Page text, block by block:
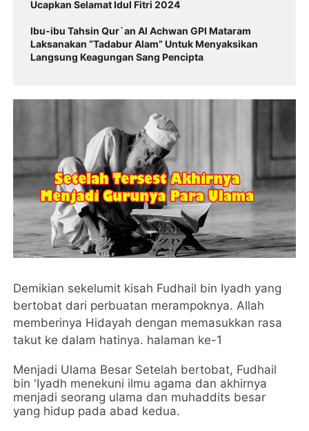
Ucapkan Selamat Idul Fitri 2024
Ibu-ibu Tahsin Qur`an Al Achwan GPI Mataram
Laksanakan “Tadabur Alam” Untuk Menyaksikan
Langsung Keagungan Sang Pencipta
Demikian sekelumit kisah Fudhail bin Iyadh yang
bertobat dari perbuatan merampoknya. Allah
memberinya Hidayah dengan memasukkan rasa
takut ke dalam hatinya. halaman ke-1
Menjadi Ulama Besar Setelah bertobat, Fudhail
bin 'Iyadh menekuni ilmu agama dan akhirnya
menjadi seorang ulama dan muhaddits besar
yang hidup pada abad kedua.